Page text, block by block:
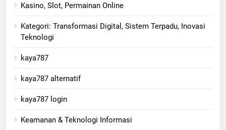
Kasino, Slot, Permainan Online
Kategori: Transformasi Digital, Sistem Terpadu, Inovasi
Teknologi
kaya787
kaya787 alternatif
kaya787 login
Keamanan & Teknologi Informasi